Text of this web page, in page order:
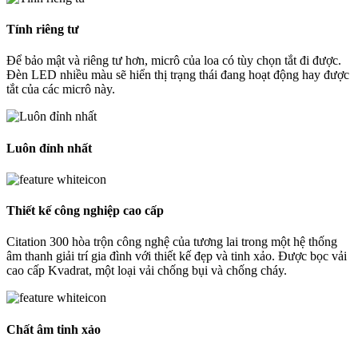
Tính riêng tư
Để bảo mật và riêng tư hơn, micrô của loa có tùy chọn tắt đi được.
Đèn LED nhiều màu sẽ hiển thị trạng thái đang hoạt động hay được
tắt của các micrô này.
Luôn đỉnh nhất
Thiết kế công nghiệp cao cấp
Citation 300 hòa trộn công nghệ của tương lai trong một hệ thống
âm thanh giải trí gia đình với thiết kế đẹp và tinh xảo. Được bọc vải
cao cấp Kvadrat, một loại vải chống bụi và chống cháy.
Chất âm tinh xảo